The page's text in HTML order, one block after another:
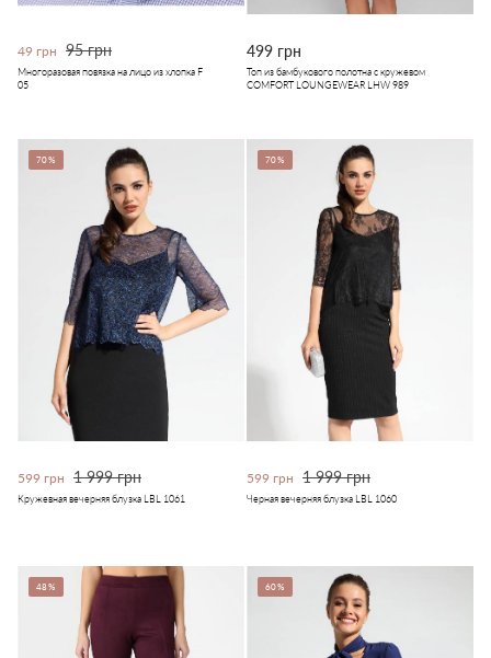
49 грн 95 грн
Многоразовая повязка на лицо из хлопка F
05
499 грн
Топ из бамбукового полотна с кружевом
COMFORT LOUNGEWEAR LHW 989
70%
599 грн 1 999 грн
Кружевная вечерняя блузка LBL 1061
70%
599 грн 1 999 грн
Черная вечерняя блузка LBL 1060
48% 60%